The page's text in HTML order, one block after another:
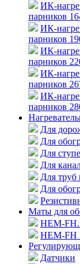
ИК-
парников
ИК-
парников
ИК-
парников
ИК-
парников
ИК-
парников
Для
Для
Для
Для
Для труб
Для
Маты для
HEM-
HEM-FH
Датчики